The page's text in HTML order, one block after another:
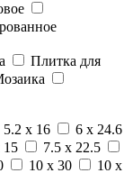
Плитка для
5.2 x 16
6 x 24.6
15
7.5 x 22.5
10 x 30 10 x